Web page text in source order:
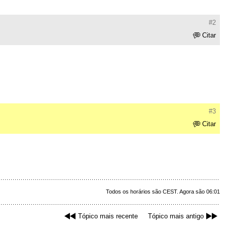
#2
Citar
#3
Citar
Todos os horários são CEST. Agora são 06:01
Tópico mais recente Tópico mais antigo